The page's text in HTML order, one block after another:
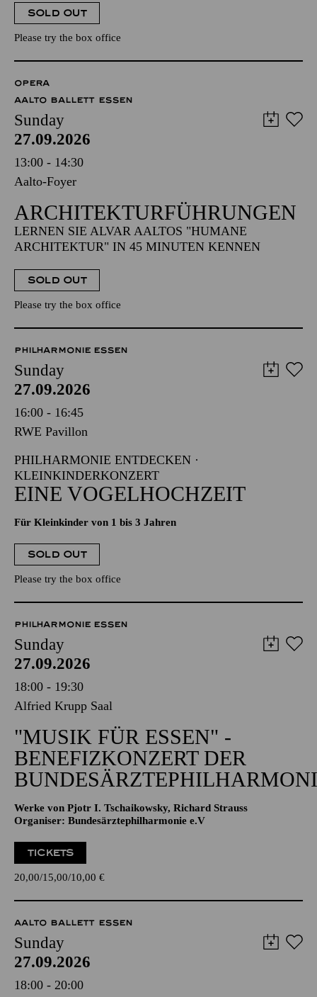
SOLD OUT
Please try the box office
OPERA
AALTO BALLETT ESSEN
Sunday
27.09.2026
13:00 - 14:30
Aalto-Foyer
ARCHITEKTUR­FÜHRUNGEN
LERNEN SIE ALVAR AALTOS "HUMANE
ARCHITEKTUR" IN 45 MINUTEN KENNEN
SOLD OUT
Please try the box office
PHILHARMONIE ESSEN
Sunday
27.09.2026
16:00 - 16:45
RWE Pavillon
PHILHARMONIE ENTDECKEN ·
KLEINKINDERKONZERT
EINE VOGELHOCHZEIT
Für Kleinkinder von 1 bis 3 Jahren
SOLD OUT
Please try the box office
PHILHARMONIE ESSEN
Sunday
27.09.2026
18:00 - 19:30
Alfried Krupp Saal
"MUSIK FÜR ESSEN" -
BENEFIZKONZERT DER
Werke von Pjotr I. Tschaikowsky, Richard Strauss
Organiser: Bundesärztephilharmonie e.V
TICKETS
20,00 15,00 10,00 €
AALTO BALLETT ESSEN
Sunday
27.09.2026
18:00 - 20:00